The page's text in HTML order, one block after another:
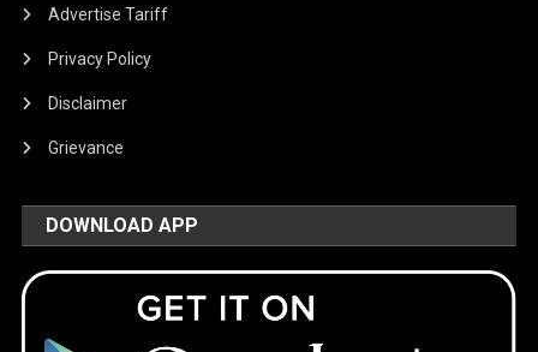
Advertise Tariff
Privacy Policy
Disclaimer
Grievance
DOWNLOAD APP